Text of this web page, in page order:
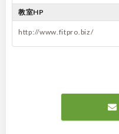
教室HP
http://www.fitpro.biz/